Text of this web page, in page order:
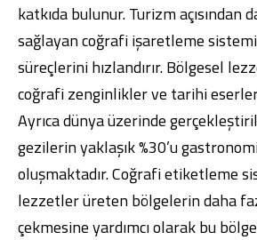
katkıda bulunur. Turizm açısından
sağlayan coğrafi işaretleme
süreçlerini hızlandırır. Bölgesel
coğrafi zenginlikler ve tarihi
Ayrıca dünya üzerinde
gezilerin yaklaşık %30’u
oluşmaktadır. Coğrafi etiketleme
lezzetler üreten bölgelerin daha
çekmesine yardımcı olarak bu